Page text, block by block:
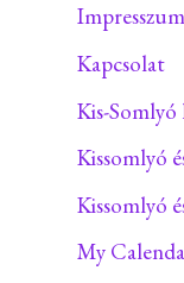
Impresszum
Kapcsolat
Kis-Somlyó
Kissomlyó
Kissomlyó
My